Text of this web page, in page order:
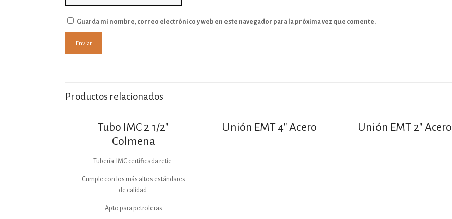
Guarda mi nombre, correo electrónico y web en este navegador para la próxima vez que comente.
Productos relacionados
Tubo IMC 2 1/2″
Colmena
Tubería IMC certificada retie.
Cumple con los más altos estándares
de calidad.
Apto para petroleras
Unión EMT 4″ Acero Unión EMT 2″ Acero